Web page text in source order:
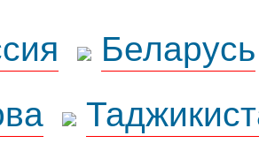
Беларусь